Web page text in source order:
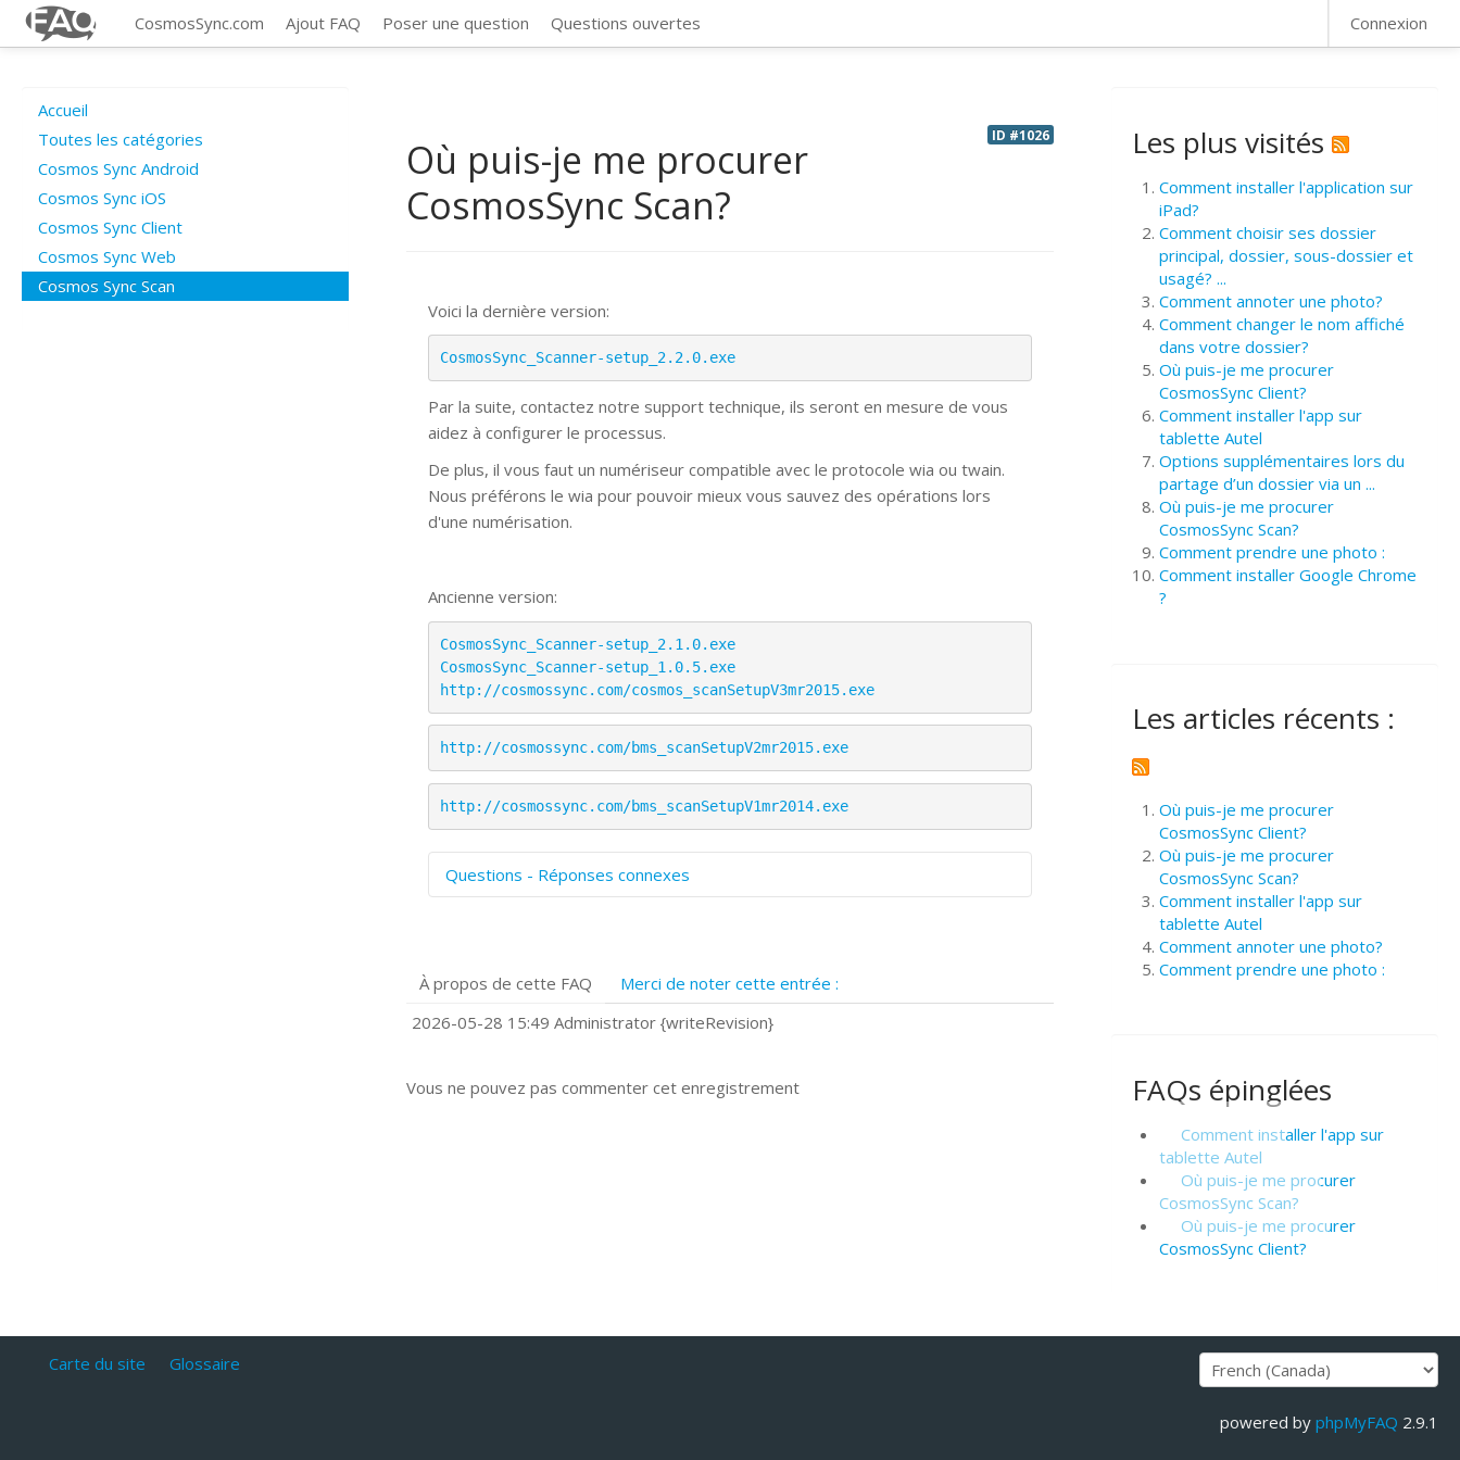
CosmosSync.com Ajout FAQ Poser une question Questions ouvertes Connexion
Accueil
Toutes les catégories
Cosmos Sync Android
Cosmos Sync iOS
Cosmos Sync Client
Cosmos Sync Web
Cosmos Sync Scan
ID #1026
Où puis-je me procurer
CosmosSync Scan?
Voici la dernière version:
CosmosSync_Scanner-setup_2.2.0.exe
Par la suite, contactez notre support technique, ils seront en mesure de vous
aidez à configurer le processus.
De plus, il vous faut un numériseur compatible avec le protocole wia ou twain.
Nous préférons le wia pour pouvoir mieux vous sauvez des opérations lors
d'une numérisation.
Ancienne version:
CosmosSync_Scanner-setup_2.1.0.exe
CosmosSync_Scanner-setup_1.0.5.exe
http://cosmossync.com/cosmos_scanSetupV3mr2015.exe
http://cosmossync.com/bms_scanSetupV2mr2015.exe
http://cosmossync.com/bms_scanSetupV1mr2014.exe
Questions - Réponses connexes
Quels navigateurs web sont supportés ?
Comment installer Google Chrome ?
À propos de cette FAQ
Merci de noter cette entrée :
2026-05-28 15:49 Administrator {writeRevision}
Vous ne pouvez pas commenter cet enregistrement
Les plus visités
Comment installer l'application sur
iPad?
Comment choisir ses dossier
principal, dossier, sous-dossier et
usagé? ...
Comment annoter une photo?
Comment changer le nom affiché
dans votre dossier?
Où puis-je me procurer
CosmosSync Client?
Comment installer l'app sur
tablette Autel
Options supplémentaires lors du
partage d’un dossier via un ...
Où puis-je me procurer
CosmosSync Scan?
Comment prendre une photo :
Comment installer Google Chrome
?
Les articles récents :
Où puis-je me procurer
CosmosSync Client?
Où puis-je me procurer
CosmosSync Scan?
Comment installer l'app sur
tablette Autel
Comment annoter une photo?
Comment prendre une photo :
FAQs épinglées
Comment installer l'app sur
tablette Autel
Où puis-je me procurer
CosmosSync Scan?
Où puis-je me procurer
CosmosSync Client?
Carte du site Glossaire
powered by phpMyFAQ 2.9.1